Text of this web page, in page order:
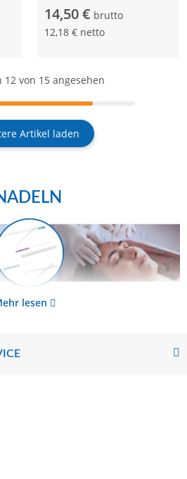
14,50 € brutto
12,18 € netto
12von 15 angesehen
Artikel laden
lesen